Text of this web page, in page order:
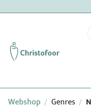
Webshop / Genres /